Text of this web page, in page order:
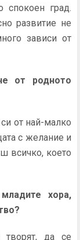
спокоен град.
развитие не
зависи от
от родното
от най-малко
с желание и
всичко, което
хора,
да се